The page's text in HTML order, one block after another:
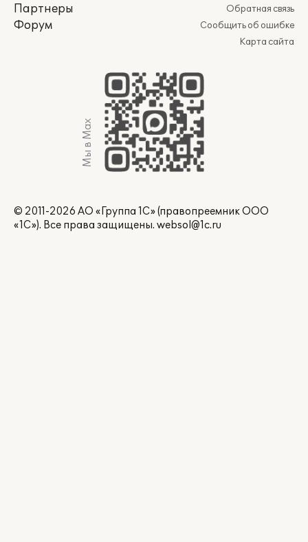
Партнеры
Форум
Обратная связь
Сообщить об ошибке
Карта сайта
Мы в Max
© 2011-2026 АО «Группа 1С» (правопреемник ООО
«1С»). Все права защищены. websol@1c.ru